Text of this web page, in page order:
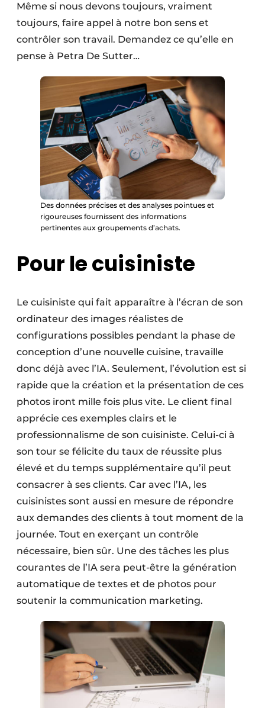
Même si nous devons toujours, vraiment
toujours, faire appel à notre bon sens et
contrôler son travail. Demandez ce qu’elle en
pense à Petra De Sutter…
Des données précises et des analyses pointues et
rigoureuses fournissent des informations
pertinentes aux groupements d’achats.
Pour le cuisiniste
Le cuisiniste qui fait apparaître à l’écran de son
ordinateur des images réalistes de
configurations possibles pendant la phase de
conception d’une nouvelle cuisine, travaille
donc déjà avec l’IA. Seulement, l’évolution est si
rapide que la création et la présentation de ces
photos iront mille fois plus vite. Le client final
apprécie ces exemples clairs et le
professionnalisme de son cuisiniste. Celui-ci à
son tour se félicite du taux de réussite plus
élevé et du temps supplémentaire qu’il peut
consacrer à ses clients. Car avec l’IA, les
cuisinistes sont aussi en mesure de répondre
aux demandes des clients à tout moment de la
journée. Tout en exerçant un contrôle
nécessaire, bien sûr. Une des tâches les plus
courantes de l’IA sera peut-être la génération
automatique de textes et de photos pour
soutenir la communication marketing.